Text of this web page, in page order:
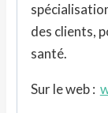
des clients,
santé.
Sur le web :